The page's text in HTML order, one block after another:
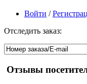
Войти /
Отследить заказ:
Отзывы